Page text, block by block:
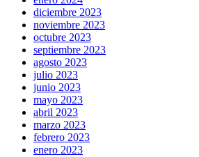
diciembre 2023
noviembre 2023
octubre 2023
septiembre 2023
agosto 2023
julio 2023
junio 2023
mayo 2023
abril 2023
marzo 2023
febrero 2023
enero 2023